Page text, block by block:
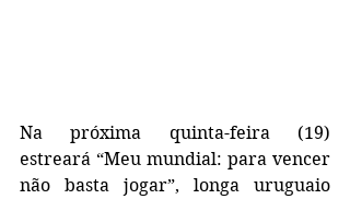
Na próxima quinta-feira (19)
estreará “Meu mundial: para vencer
não basta jogar”, longa uruguaio